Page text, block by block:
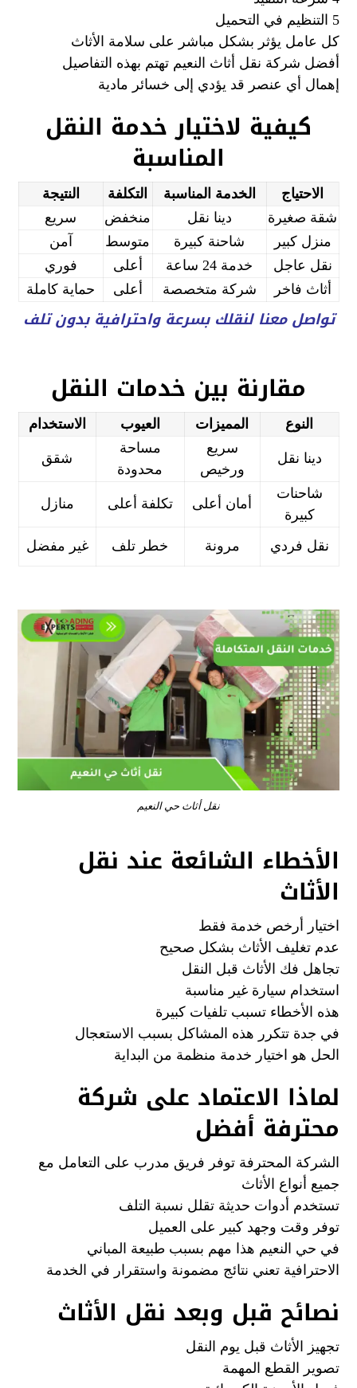
5 التنظيم في التحميل
كل عامل يؤثر بشكل مباشر على سلامة الأثاث
أفضل شركة نقل أثاث النعيم تهتم بهذه التفاصيل
إهمال أي عنصر قد يؤدي إلى خسائر مادية
كيفية لاختيار خدمة النقل
المناسبة
الاحتياج الخدمة المناسبة التكلفة
النتيجة
شقة صغيرة
دينا نقل منخفض
سريع
منزل كبير
شاحنة كبيرة متوسط
آمن
نقل عاجل
خدمة 24 ساعة أعلى
فوري
أثاث فاخر
شركة متخصصة أعلى حماية كاملة
تواصل معنا لنقلك بسرعة واحترافية بدون تلف
مقارنة بين خدمات النقل
النوع المميزات العيوب الاستخدام
دينا نقل
سريع
ورخيص
مساحة
محدودة
شقق
شاحنات
كبيرة
أمان أعلى تكلفة أعلى منازل
نقل فردي مرونة خطر تلف غير مفضل
نقل أثاث حي النعيم
الأخطاء الشائعة عند نقل
الأثاث
اختيار أرخص خدمة فقط
عدم تغليف الأثاث بشكل صحيح
تجاهل فك الأثاث قبل النقل
استخدام سيارة غير مناسبة
هذه الأخطاء تسبب تلفيات كبيرة
في جدة تتكرر هذه المشاكل بسبب الاستعجال
الحل هو اختيار خدمة منظمة من البداية
لماذا الاعتماد على شركة
محترفة أفضل
الشركة المحترفة توفر فريق مدرب على التعامل مع
جميع أنواع الأثاث
تستخدم أدوات حديثة تقلل نسبة التلف
توفر وقت وجهد كبير على العميل
في حي النعيم هذا مهم بسبب طبيعة المباني
الاحترافية تعني نتائج مضمونة واستقرار في الخدمة
نصائح قبل وبعد نقل الأثاث
تجهيز الأثاث قبل يوم النقل
تصوير القطع المهمة